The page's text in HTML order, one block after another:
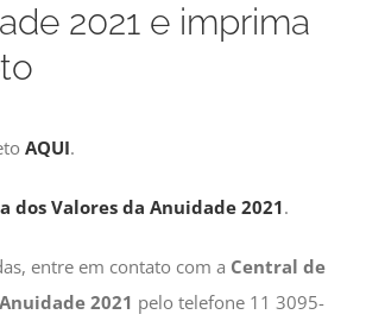
2021 e imprima
AQUI.
dos Valores da Anuidade 2021.
entre em contato com a Central de
2021 pelo telefone 11 3095-